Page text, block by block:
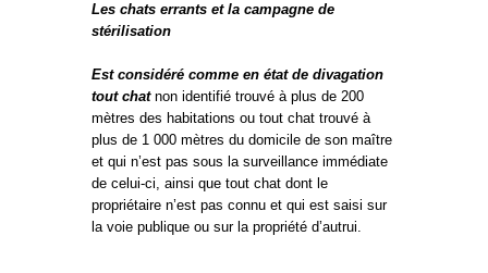
Les chats errants et la campagne de
stérilisation
Est considéré comme en état de divagation
tout chatnon identifié trouvé à plus de 200
mètres des habitations ou tout chat trouvé à
plus de 1 000 mètres du domicile de son maître
et qui n’est pas sous la surveillance immédiate
de celui-ci, ainsi que tout chat dont le
propriétaire n’est pas connu et qui est saisi sur
la voie publique ou sur la propriété d’autrui.